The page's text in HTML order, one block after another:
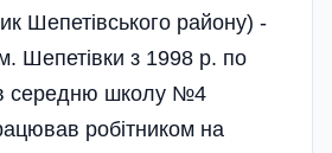
Шепетівського району) -
Шепетівки з 1998 р. по
середню школу №4
робітником на